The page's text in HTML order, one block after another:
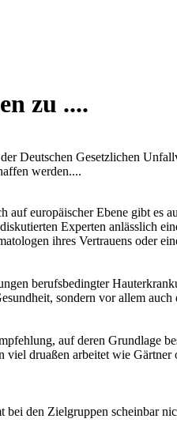
zu ....
Deutschen Gesetzlichen
werden....
europäischer Ebene gibt
Experten anlässlich
ihres Vertrauens oder
berufsbedingter
sondern vor allem
auf deren Grundlage
druaßen arbeitet wie
den Zielgruppen scheinbar